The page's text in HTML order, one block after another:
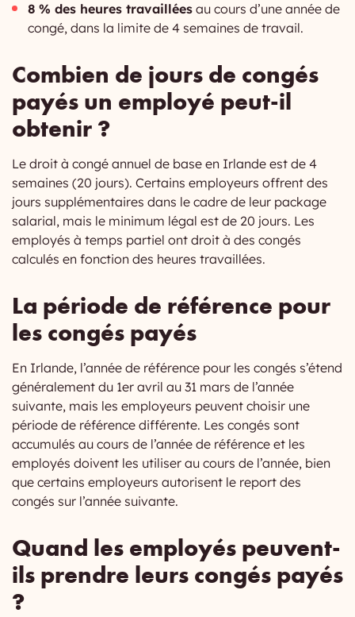
8 % des heures travaillées au cours d’une année de
congé, dans la limite de 4 semaines de travail.
Combien de jours de congés
payés un employé peut-il
obtenir ?
Le droit à congé annuel de base en Irlande est de 4
semaines (20 jours). Certains employeurs offrent des
jours supplémentaires dans le cadre de leur package
salarial, mais le minimum légal est de 20 jours. Les
employés à temps partiel ont droit à des congés
calculés en fonction des heures travaillées.
La période de référence pour
les congés payés
En Irlande, l’année de référence pour les congés s’étend
généralement du 1er avril au 31 mars de l’année
suivante, mais les employeurs peuvent choisir une
période de référence différente. Les congés sont
accumulés au cours de l’année de référence et les
employés doivent les utiliser au cours de l’année, bien
que certains employeurs autorisent le report des
congés sur l’année suivante.
Quand les employés peuvent-
ils prendre leurs congés payés
?